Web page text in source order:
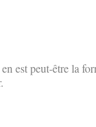
est peut-être la